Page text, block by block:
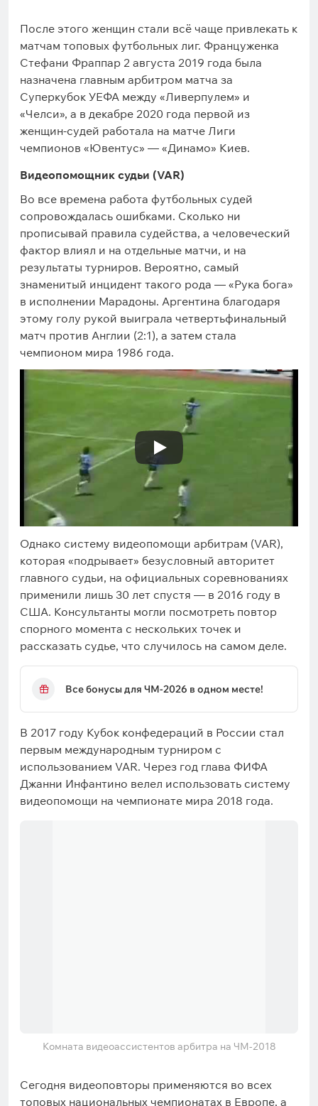
После этого женщин стали всё чаще привлекать к
матчам топовых футбольных лиг. Француженка
Стефани Фраппар 2 августа 2019 года была
назначена главным арбитром матча за
Суперкубок УЕФА между «Ливерпулем» и
«Челси», а в декабре 2020 года первой из
женщин-судей работала на матче Лиги
чемпионов «Ювентус» — «Динамо» Киев.
Видеопомощник судьи (VAR)
Во все времена работа футбольных судей
сопровождалась ошибками. Сколько ни
прописывай правила судейства, а человеческий
фактор влиял и на отдельные матчи, и на
результаты турниров. Вероятно, самый
знаменитый инцидент такого рода — «Рука бога»
в исполнении Марадоны. Аргентина благодаря
этому голу рукой выиграла четвертьфинальный
матч против Англии (2:1), а затем стала
чемпионом мира 1986 года.
Однако систему видеопомощи арбитрам (VAR),
которая «подрывает» безусловный авторитет
главного судьи, на официальных соревнованиях
применили лишь 30 лет спустя — в 2016 году в
США. Консультанты могли посмотреть повтор
спорного момента с нескольких точек и
рассказать судье, что случилось на самом деле.
Все бонусы для ЧМ-2026 в одном месте!
В 2017 году Кубок конфедераций в России стал
первым международным турниром с
использованием VAR. Через год глава ФИФА
Джанни Инфантино велел использовать систему
видеопомощи на чемпионате мира 2018 года.
Комната видеоассистентов арбитра на ЧМ-2018
Сегодня видеоповторы применяются во всех
топовых национальных чемпионатах в Европе, а